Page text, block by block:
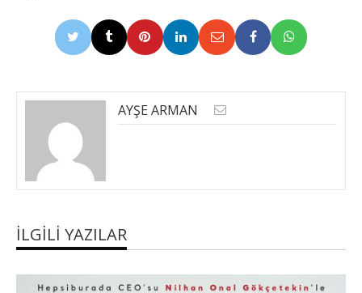
AYŞE ARMAN
İLGILI YAZILAR